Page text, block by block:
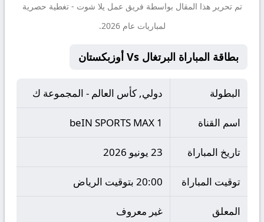
تم تحرير هذا المقال بواسطة فريق عمل يلا شوت - تغطية حصرية
لمباريات عام 2026.
بطاقة المباراة البرتغال Vs أوزبكستان
البطولة دولي, كأس العالم - المجموعة ك
اسم القناة beIN SPORTS MAX 1
تاريخ المباراة 23 يونيو 2026
توقيت المباراة 20:00 بتوقيت الرياض
المعلق غير معروف